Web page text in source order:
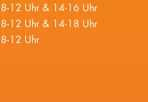
8-12 Uhr & 14-16 Uhr
8-12 Uhr & 14-18 Uhr
8-12 Uhr